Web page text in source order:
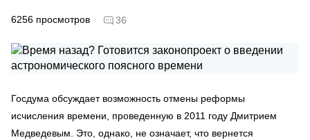
6256 просмотров 36
Госдума обсуждает возможность отмены реформы
исчисления времени, проведенную в 2011 году Дмитрием
Медведевым. Это, однако, не означает, что вернется